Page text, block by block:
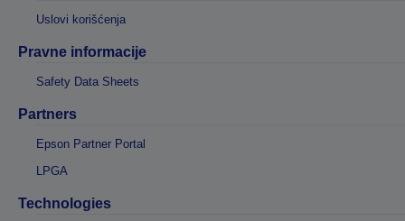
Uslovi korišćenja
Pravne informacije
Safety Data Sheets
Partners
Epson Partner Portal
LPGA
Technologies